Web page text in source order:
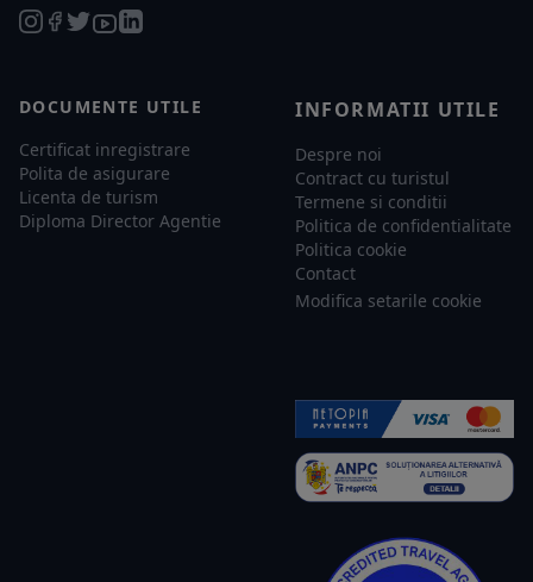
DOCUMENTE UTILE
Certificat inregistrare
Polita de asigurare
Licenta de turism
Diploma Director Agentie
INFORMATII UTILE
Despre noi
Contract cu turistul
Termene si conditii
Politica de confidentialitate
Politica cookie
Contact
Modifica setarile cookie